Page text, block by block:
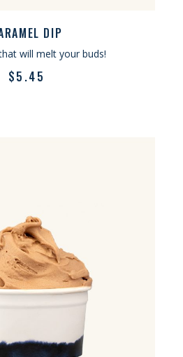
DIP
will melt your buds!
$5.45